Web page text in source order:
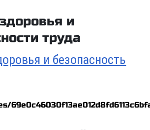
и
труда
и безопасность